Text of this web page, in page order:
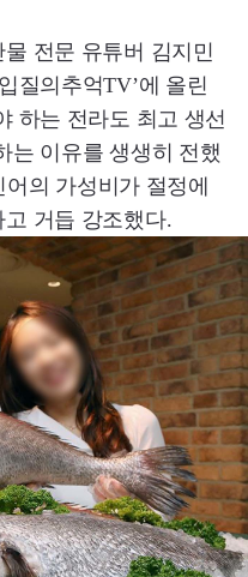
전문 유튜버 김지민
질의추억TV’에 올린
하는 전라도 최고 생선
는 이유를 생생히 전했
의 가성비가 절정에
거듭 강조했다.